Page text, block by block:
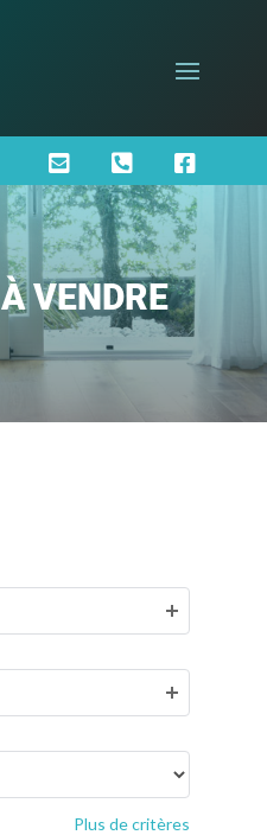
  
VENDRE
Plus de critères